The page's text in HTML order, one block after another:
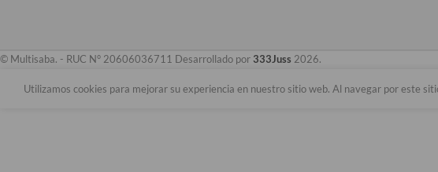
© Multisaba. - RUC N° 20606036711 Desarrollado por 333Juss 2026.
Utilizamos cookies para mejorar su experiencia en nuestro sitio web. Al navegar por este